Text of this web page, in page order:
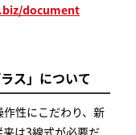
document
ス」について
作性にこだわり、新